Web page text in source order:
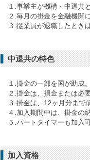
１.事業主が機構・中退共
２.毎月の掛金を金融機関
３.従業員が退職したとき
中退共の特色
１.掛金の一部を国が助成
２.掛金は、損金または必
３.掛金は、12ヶ月分まで
４.加入期間中は、掛金の
５.パートタイマーも加入
加入資格